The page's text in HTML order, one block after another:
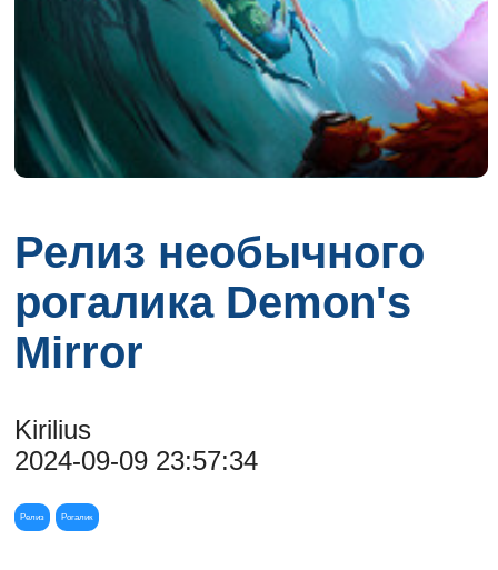
Релиз необычного
рогалика Demon's
Mirror
Kirilius
2024-09-09 23:57:34
Релиз Рогалик